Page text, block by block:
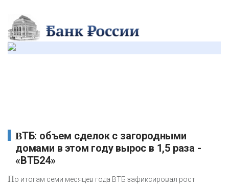
ВТБ: объем сделок с загородными
домами в этом году вырос в 1,5 раза -
«ВТБ24»
По итогам семи месяцев года ВТБ зафиксировал рост